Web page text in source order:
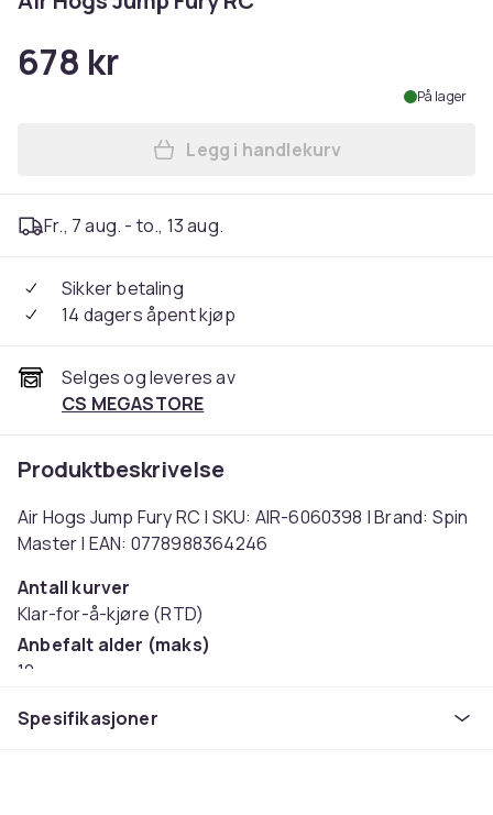
678 kr
På lager
Legg Air Hogs Jump Fury
Legg i handlekurv
Fr., 7 aug. - to., 13 aug.
Sikker betaling
14 dagers åpent kjøp
Selges og leveres av
CS MEGASTORE
Produktbeskrivelse
Air Hogs Jump Fury RC | SKU: AIR-6060398 | Brand: Spin
Master | EAN: 0778988364246
Antall kurver
Klar-for-å-kjøre (RTD)
Anbefalt alder (maks)
10
4
Spesifikasjoner